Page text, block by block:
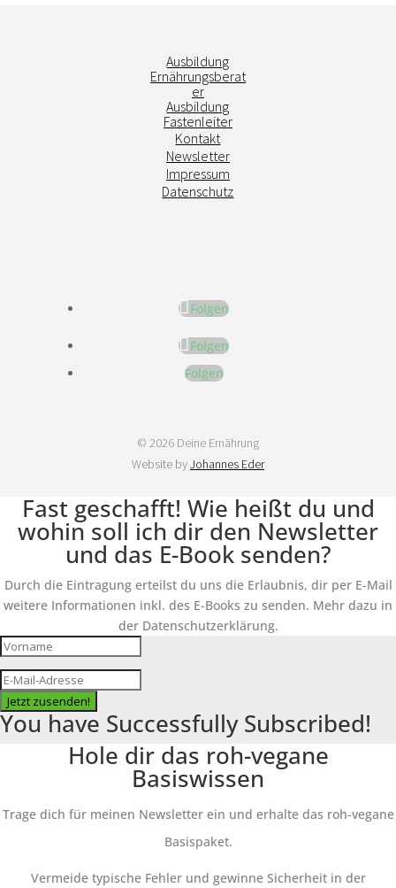
Ausbildung
Ernährungsberat
er
Ausbildung
Fastenleiter
Kontakt
Newsletter
Impressum
Datenschutz
Folgen
Folgen
Folgen
© 2026 Deine Ernährung
Website byJohannes Eder
Fast geschafft! Wie heißt du und
wohin soll ich dir den Newsletter
und das E-Book senden?
Durch die Eintragung erteilst du uns die Erlaubnis, dir per E-Mail
weitere Informationen inkl. des E-Books zu senden. Mehr dazu in
der Datenschutzerklärung.
Jetzt zusenden!
You have Successfully Subscribed!
Hole dir das roh-vegane
Basiswissen
Trage dich für meinen Newsletter ein und erhalte das roh-vegane
Basispaket.
Vermeide typische Fehler und gewinne Sicherheit in der